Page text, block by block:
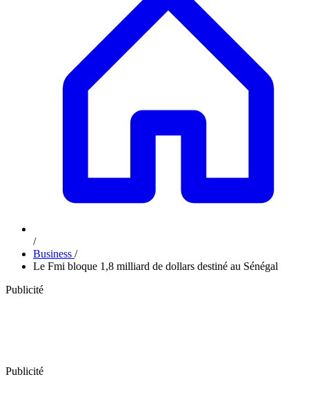
/
Business /
Le Fmi bloque 1,8 milliard de dollars destiné au Sénégal
Publicité
Publicité